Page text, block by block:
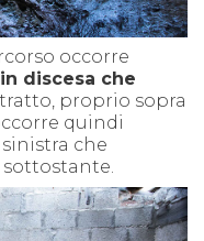
occorre
discesa che
proprio sopra
quindi
che
sottostante.